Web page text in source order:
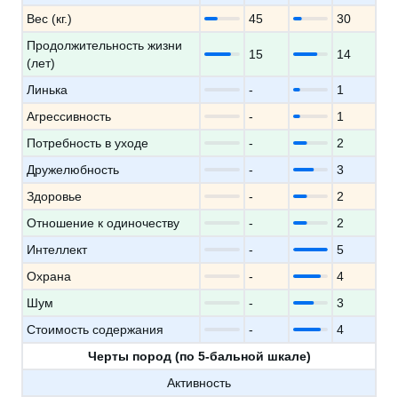
Вес (кг.)
45
30
Продолжительность жизни
(лет)
15 14
Линька -
1
Агрессивность
-
1
Потребность в уходе
-
2
Дружелюбность
-
3
Здоровье
-
2
Отношение к одиночеству
-
2
Интеллект
-
5
Охрана
-
4
Шум
-
3
Стоимость содержания
-
4
Черты пород (по 5-бальной шкале)
Активность